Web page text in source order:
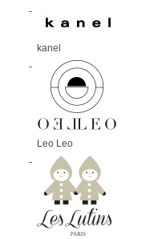
kanel
Leo Leo